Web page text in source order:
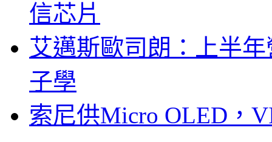
信芯片
艾邁斯歐司朗：上半
子學
索尼供Micro OLED，